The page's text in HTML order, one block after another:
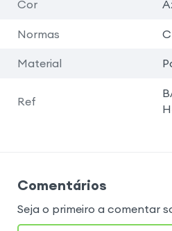
Cor
Normas
Material
Ref
Comentários
Seja o primeiro a comentar